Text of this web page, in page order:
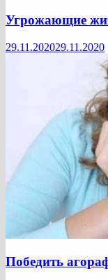
Угрожающие
29.11.202029.11.2020
Победить